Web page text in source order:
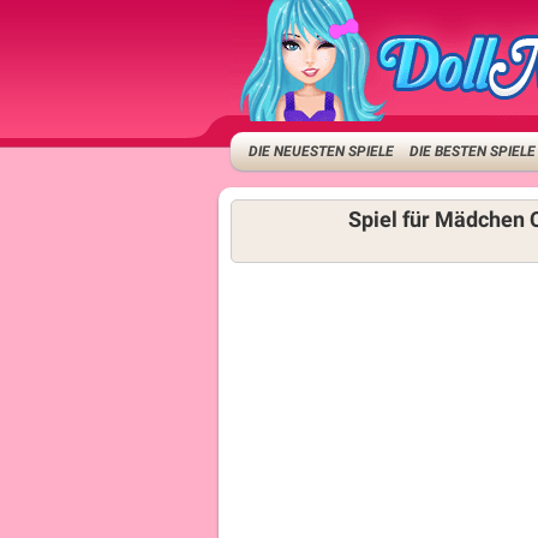
DIE NEUESTEN SPIELE DIE BESTEN SPIELE
Spiel für Mädchen